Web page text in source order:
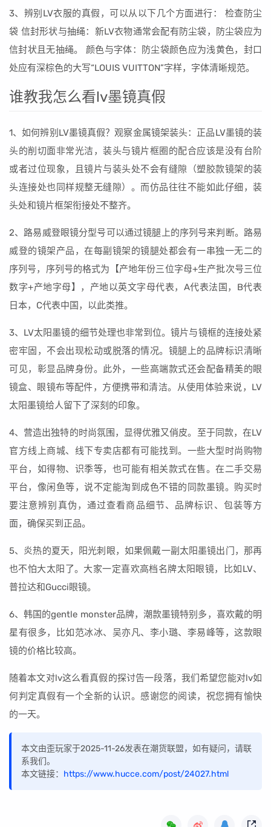
3、辨别LV衣服的真假，可以从以下几个方面进行： 检查防尘
袋 信封形状与抽绳：新LV衣物通常会配有防尘袋，防尘袋应为
信封状且无抽绳。 颜色与字体：防尘袋颜色应为浅黄色，封口
处应有深棕色的大写“LOUIS VUITTON”字样，字体清晰规范。
谁教我怎么看lv墨镜真假
1、如何辨别LV墨镜真假？观察金属镜架装头：正品LV墨镜的装
头的削切面非常光洁，装头与镜片框圈的配合应该是没有台阶
或者过位现象，且镜片与装头处不会有缝隙（塑胶款镜架的装
头连接处也同样规整无缝隙）。而仿品往往不能如此仔细，装
头处和镜片框架衔接处不整齐。
2、路易威登眼镜分型号可以通过镜腿上的序列号来判断。路易
威登的镜架产品，在每副镜架的镜腿处都会有一串独一无二的
序列号，序列号的格式为【产地年份三位字母+生产批次号三位
数字+产地字母】，产地以英文字母代表，A代表法国，B代表
日本，C代表中国，以此类推。
3、LV太阳墨镜的细节处理也非常到位。镜片与镜框的连接处紧
密牢固，不会出现松动或脱落的情况。镜腿上的品牌标识清晰
可见，彰显品牌身份。此外，一些高端款式还会配备精美的眼
镜盒、眼镜布等配件，方便携带和清洁。从使用体验来说，LV
太阳墨镜给人留下了深刻的印象。
4、营造出独特的时尚氛围，显得优雅又俏皮。至于同款，在LV
官方线上商城、线下专卖店都有可能找到。一些大型时尚购物
平台，如得物、识季等，也可能有相关款式在售。在二手交易
平台，像闲鱼等，说不定能淘到成色不错的同款墨镜。购买时
要注意辨别真伪，通过查看商品细节、品牌标识、包装等方
面，确保买到正品。
5、炎热的夏天，阳光刺眼，如果佩戴一副太阳墨镜出门，那再
也不怕大太阳了。大家一定喜欢高档名牌太阳眼镜，比如LV、
普拉达和Gucci眼镜。
6、韩国的gentle monster品牌，潮款墨镜特别多，喜欢戴的明
星有很多，比如范冰冰、吴亦凡、李小璐、李易峰等，这款眼
镜的价格比较高。
随着本文对lv这么看真假的探讨告一段落，我们希望您能对lv如
何判定真假有一个全新的认识。感谢您的阅读，祝您拥有愉快
的一天。
本文由歪玩家于2025-11-26发表在潮货联盟，如有疑问，请联
系我们。
本文链接： https://www.hucce.com/post/24027.html